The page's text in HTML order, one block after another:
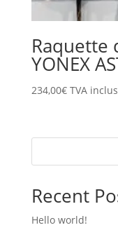
Raquette
YONEX
234,00€ TVA
Recent
Hello world!